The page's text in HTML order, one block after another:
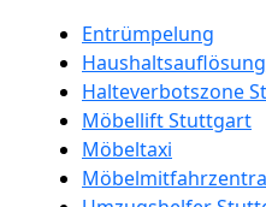
Entrümpelung
Halteverbotszone
Möbellift Stuttgart
Möbeltaxi